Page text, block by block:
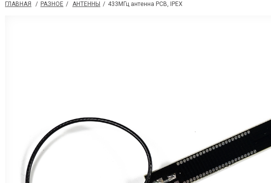
ГЛАВНАЯ / РАЗНОЕ / АНТЕННЫ / 433МГц антенна PCB, IPEX